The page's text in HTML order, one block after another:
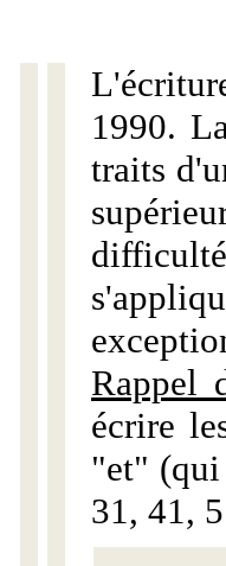
1990.
traits
Rappel
écrire
"et" (qui
31, 41,